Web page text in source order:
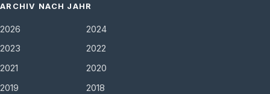
ARCHIV NACH JAHR
2026
2024
2023
2022
2021
2020
2019
2018